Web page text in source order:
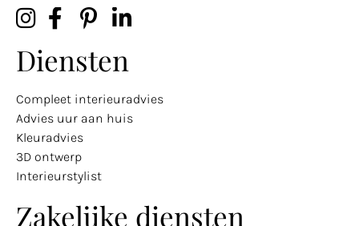
Diensten
Compleet interieuradvies
Advies uur aan huis
Kleuradvies
3D ontwerp
Interieurstylist
Zakelijke diensten